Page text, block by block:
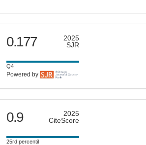
scimago
0.177
2025
SJR
Q4
Powered by
citescore
0.9
2025
CiteScore
25rd percentil